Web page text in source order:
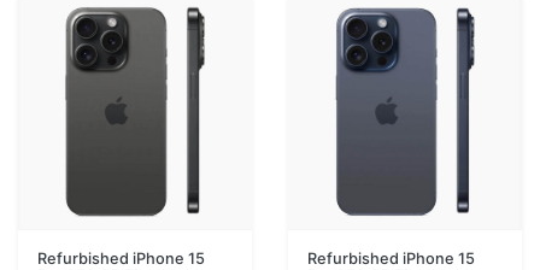
Refurbished iPhone 15
Refurbished iPhone 15